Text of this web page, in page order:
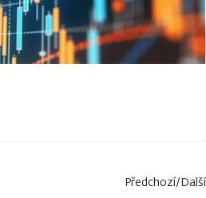
Předchozí/Další